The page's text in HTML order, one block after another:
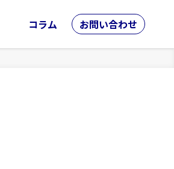
コラム お問い合わせ